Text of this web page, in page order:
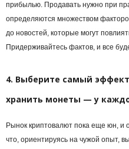
прибылью. Продавать нужно при
определяются множеством
до новостей, которые могут
Придерживайтесь фактов, и все
4. Выберите самый
хранить монеты — у
Рынок криптовалют пока еще юн, и
что, ориентируясь на чужой опыт,